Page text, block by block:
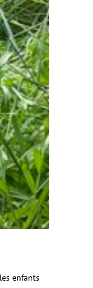
enfants